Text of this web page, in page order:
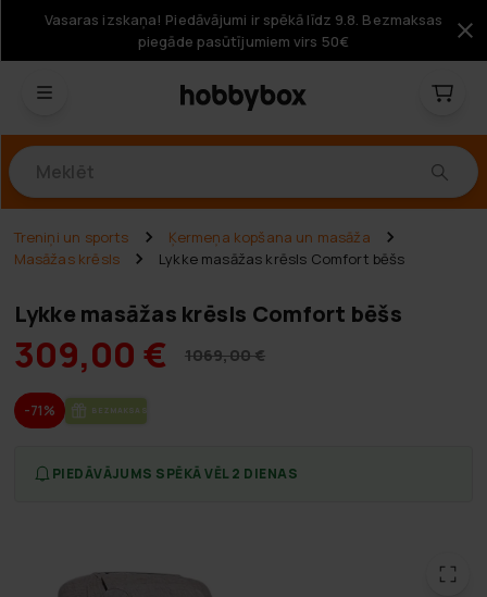
Vasaras izskaņa! Piedāvājumi ir spēkā līdz 9.8. Bezmaksas
piegāde pasūtījumiem virs 50€
Treniņi un sports
Ķermeņa kopšana un masāža
Masāžas krēsls
Lykke masāžas krēsls Comfort bēšs
Lykke masāžas krēsls Comfort bēšs
309,00 € 1069,00 €
-71% BEZ­MAK­SAS PIE­GĀ­DE
PIEDĀVĀJUMS SPĒKĀ VĒL 2 DIENAS